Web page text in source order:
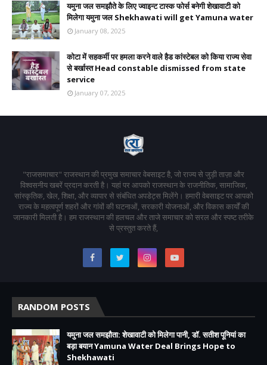
यमुना जल समझौते के लिए ज्वाइन्ट टास्क फोर्स बनेगी शेखावाटी को
मिलेगा यमुना जल Shekhawati will get Yamuna water
January 08, 2025
कोटा में सहकर्मी पर हमला करने वाले हैड कांस्टेबल को किया राज्य सेवा
से बर्खास्त Head constable dismissed from state
service
January 07, 2025
"राजसमाचार" राजस्थान की प्रमुख समाचार वेबसाइट है, जो राज्य से जुड़ी ताज़ा और
विश्वसनीय खबरें प्रदान करती है। यहां पर आपको राजस्थान के राजनीतिक, सामाजिक,
सांस्कृतिक, खेल, शिक्षा, और व्यापार से संबंधित अपडेट्स मिलेंगे। हमारी वेबसाइट पर आपको
राज्य के महत्वपूर्ण शहरों और गांवों की घटनाओं, सरकारी योजनाओं, और विकास कार्यों की
जानकारी मिलती है। हम राजस्थान की हलचल और ताजे समाचार को सरल और स्पष्ट तरीके
से प्रस्तुत करते हैं,
RANDOM POSTS
यमुना जल समझौता: शेखावाटी को मिलेगा पानी, डॉ. सतीश पूनियां का
बड़ा बयान Yamuna Water Deal Brings Hope to
Shekhawati